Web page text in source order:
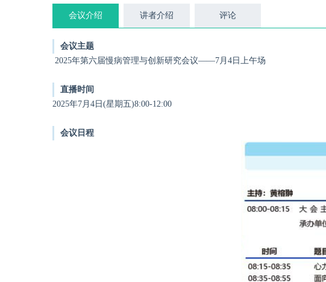
会议介绍 讲者介绍 评论
会议主题
2025年第六届慢病管理与创新研究会议——7月4日上午场
直播时间
2025年7月4日(星期五)8:00-12:00
会议日程